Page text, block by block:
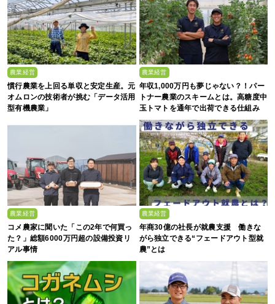
農業経営
慣行農業を上回る単収と安定生産。元
オムロンの技術者が挑む「データ活用
型有機農業」
農業経営
年収1,000万円も夢じゃない？！パー
トナー農業のスキームとは。高糖度中
玉トマトを通年で出荷できる仕組み
農業経営
コメ農家に聞いた「この2年で何買っ
た？」総額6000万円超の設備投資リ
アル事情
農業経営
年商30億の社長が就農支援 働きな
がら独立できる“フェードアウト型就
農”とは